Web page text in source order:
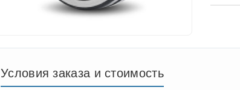
Условия заказа и стоимость